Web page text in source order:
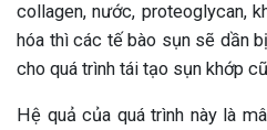
collagen, nước, proteoglycan,
hóa thì các tế bào sụn sẽ dần
cho quá trình tái tạo sụn khớp
Hệ quả của quá trình này là